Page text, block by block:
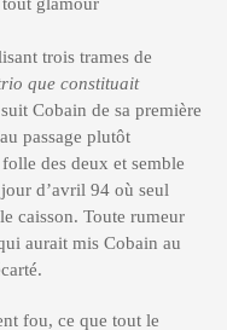
trois trames de
que constituait
suit Cobain de sa première
passage plutôt
des deux et semble
d’avril 94 où seul
caisson. Toute rumeur
aurait mis Cobain au
fou, ce que tout le